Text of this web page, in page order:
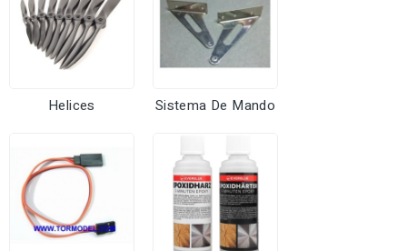
Helices Sistema De Mando